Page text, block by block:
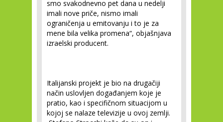
smo svakodnevno pet dana u nedelji
imali nove priče, nismo imali
ograničenja u emitovanju i to je za
mene bila velika promena“, objašnjava
izraelski producent.
Italijanski projekt je bio na drugačiji
način uslovljen događanjem koje je
pratio, kao i specifičnom situacijom u
kojoj se nalaze televizije u ovoj zemlji.